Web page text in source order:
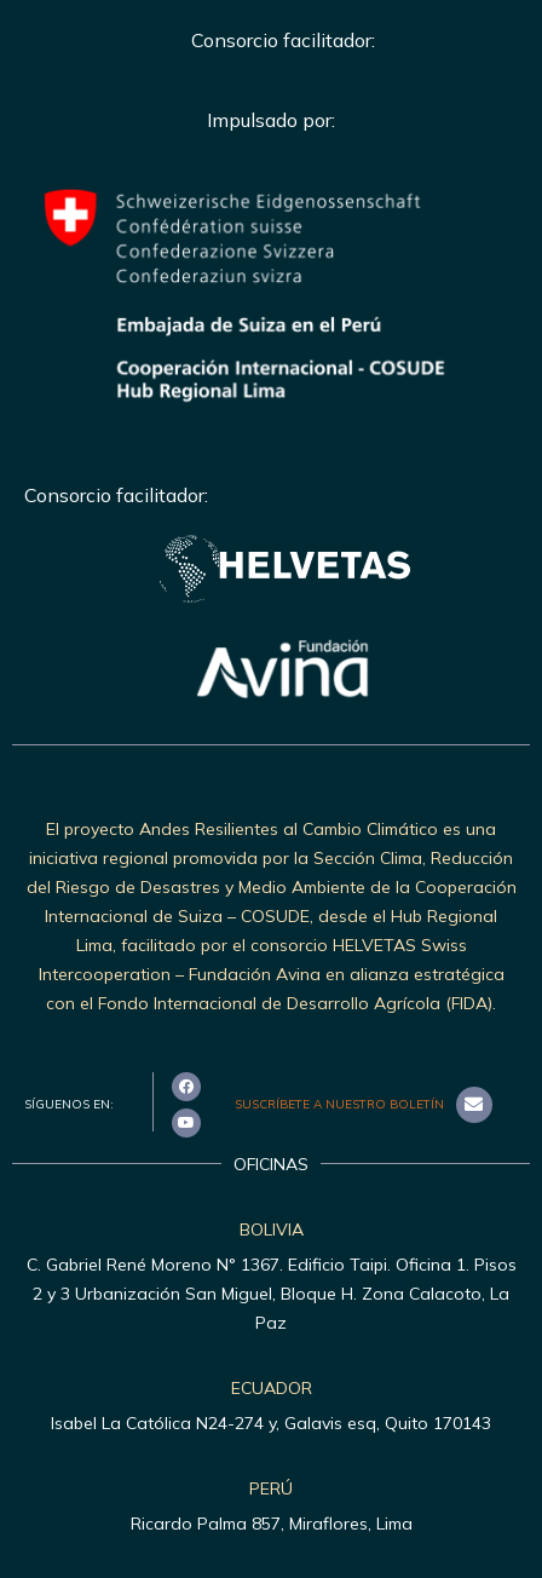
Consorcio facilitador:
Impulsado por:
Consorcio facilitador:
El proyecto Andes Resilientes al Cambio Climático es una
iniciativa regional promovida por la Sección Clima, Reducción
del Riesgo de Desastres y Medio Ambiente de la Cooperación
Internacional de Suiza – COSUDE, desde el Hub Regional
Lima, facilitado por el consorcio HELVETAS Swiss
Intercooperation – Fundación Avina en alianza estratégica
con el Fondo Internacional de Desarrollo Agrícola (FIDA).
SÍGUENOS EN: SUSCRÍBETE A NUESTRO BOLETÍN
OFICINAS
BOLIVIA
C. Gabriel René Moreno N° 1367. Edificio Taipi. Oficina 1. Pisos
2 y 3 Urbanización San Miguel, Bloque H. Zona Calacoto, La
Paz
ECUADOR
Isabel La Católica N24-274 y, Galavis esq, Quito 170143
PERÚ
Ricardo Palma 857, Miraflores, Lima